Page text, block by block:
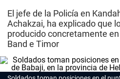
El jefe de la Policía en
Achakzai, ha explicado que
producido concretamente
Band e Timor